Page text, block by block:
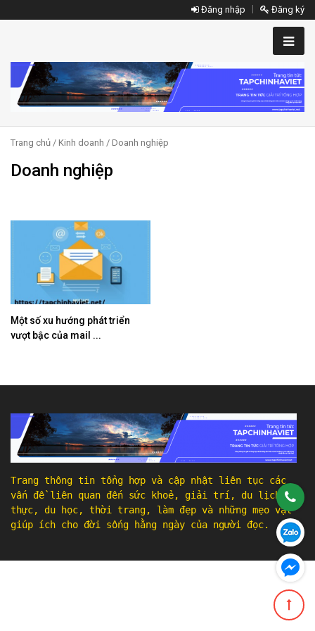
Đăng nhập Đăng ký
Trang chủ / Kinh doanh / Doanh nghiệp
Doanh nghiệp
Một số xu hướng phát triển
vượt bậc của mail ...
Trang thông tin tổng hợp và cập nhật liên tục các
vấn đề liên quan đến sức khoẻ, giải trí, du lịch, ẩm
thực, du học, thời trang, làm đẹp và những mẹo vặt
giúp ích cho đời sống hằng ngày của người đọc.